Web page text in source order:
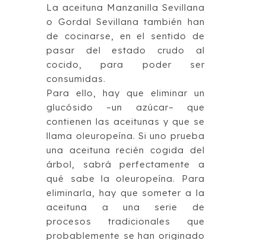
La aceituna Manzanilla Sevillana
o Gordal Sevillana también han
de cocinarse, en el sentido de
pasar del estado crudo al
cocido, para poder ser
consumidas.
Para ello, hay que eliminar un
glucósido –un azúcar– que
contienen las aceitunas y que se
llama oleuropeína. Si uno prueba
una aceituna recién cogida del
árbol, sabrá perfectamente a
qué sabe la oleuropeína. Para
eliminarla, hay que someter a la
aceituna a una serie de
procesos tradicionales que
probablemente se han originado